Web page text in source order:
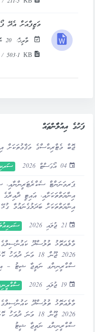
ވަޒީފާއަށް އެދޭ
ތާރީޚް:
20 ނޮވެމްބަރ 2021
/ 503.1 KB
ފަހުގެ އިއުލާންތައް
ޖޮބް މެޓްރިކްސްގެ މަޤާމުތަކަށް
04 އޯގަސްޓް 2026
ޕަރމަނަންޓް
އިނާޔަތްތަކަށް ބަދަލުގެނައުމާ ގުޅޭ
21 ޖުލައި 2026
މާލެއަތޮޅު ތުލުސްދޫ
2026 ޖޫން 18
ސްކްރީނިންގ ނަތީޖާ ޝީޓު –
19 ޖުލައި 2026
މާލެއަތޮޅު ތުލުސްދޫ
2026 ޖޫން 18
ސްކްރީނިންގ ނަތީޖާ ޝީޓު